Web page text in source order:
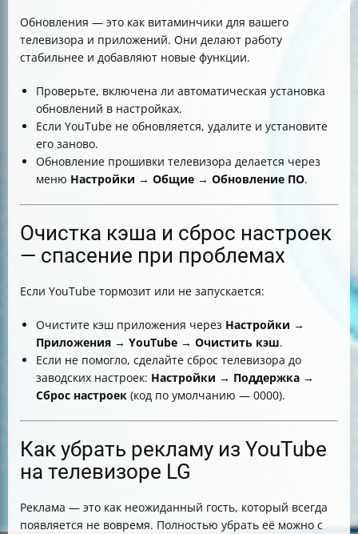
Обновления — это как витаминчики для вашего
телевизора и приложений. Они делают работу
стабильнее и добавляют новые функции.
Проверьте, включена ли автоматическая установка
обновлений в настройках.
Если YouTube не обновляется, удалите и установите
его заново.
Обновление прошивки телевизора делается через
меню Настройки → Общие → Обновление ПО.
Очистка кэша и сброс настроек
— спасение при проблемах
Если YouTube тормозит или не запускается:
Очистите кэш приложения через Настройки →
Приложения → YouTube → Очистить кэш.
Если не помогло, сделайте сброс телевизора до
заводских настроек: Настройки → Поддержка →
Сброс настроек (код по умолчанию — 0000).
Как убрать рекламу из YouTube
на телевизоре LG
Реклама — это как неожиданный гость, который всегда
появляется не вовремя. Полностью убрать её можно с